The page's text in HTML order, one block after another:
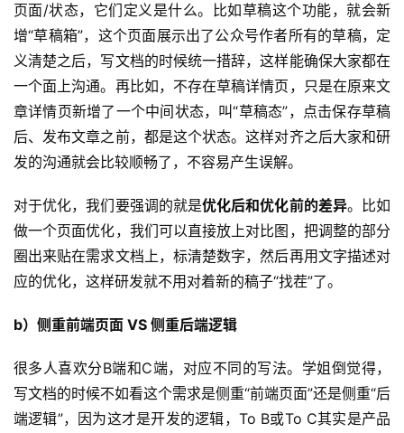
页面/状态，它们定义是什么。比如草稿这个功能，就会新
增“草稿箱”，这个页面展示出了公众号作者所有的草稿，定
义清楚之后，写文档的时候统一措辞，这样能确保大家都在
一个面上沟通。再比如，不存在草稿详情页，只是在原来文
章详情页新增了一个中间状态，叫“草稿态”，点击保存草稿
后、发布文章之前，都是这个状态。这样对齐之后大家和研
发的沟通就会比较顺畅了，不容易产生误解。
对于优化，我们要强调的就是优化后和优化前的差异。比如
做一个页面优化，我们可以直接放上对比图，把调整的部分
圈出来贴在需求文档上，标清楚数字，然后再用文字描述对
应的优化，这样研发就不用对着新的稿子“找茬”了。
b）侧重前端页面 VS 侧重后端逻辑
很多人喜欢分B端和C端，对应不同的写法。学姐倒觉得，
写文档的时候不如看这个需求是侧重“前端页面”还是侧重“后
端逻辑”，因为这才是开发的逻辑，To B或To C其实是产品